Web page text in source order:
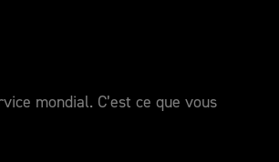
mondial. C’est ce que vous